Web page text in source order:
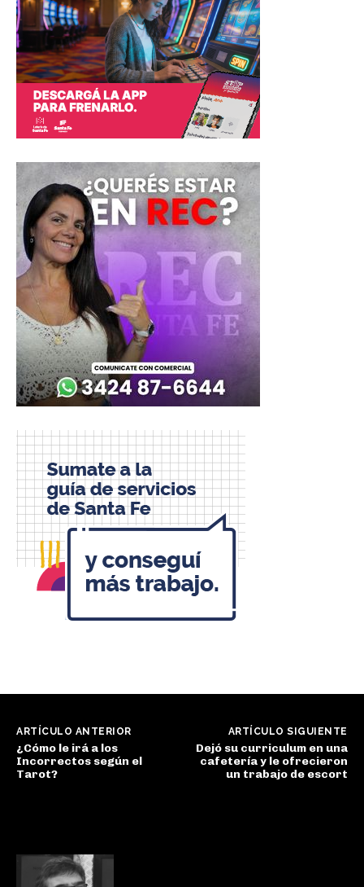
ARTÍCULO ANTERIOR
¿Cómo le irá a los
Incorrectos según el
Tarot?
ARTÍCULO SIGUIENTE
Dejó su curriculum en una
cafetería y le ofrecieron
un trabajo de escort